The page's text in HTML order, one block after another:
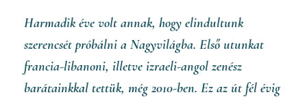
Harmadik éve volt annak, hogy elindultunk
szerencsét próbálni a Nagyvilágba. Első utunkat
francia-libanoni, illetve izraeli-angol zenész
barátainkkal tettük, még 2010-ben. Ez az út fél évig